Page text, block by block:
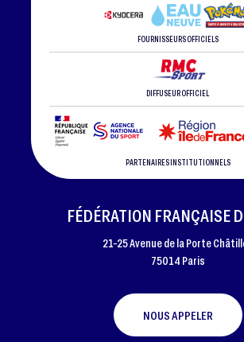
FOURNISSEURS OFFICIELS
DIFFUSEUR OFFICIEL
PARTENAIRES INSTITUTIONNELS
FÉDÉRATION FRANÇAISE
21-25 Avenue de la Porte
75014 Paris
NOUS APPELER